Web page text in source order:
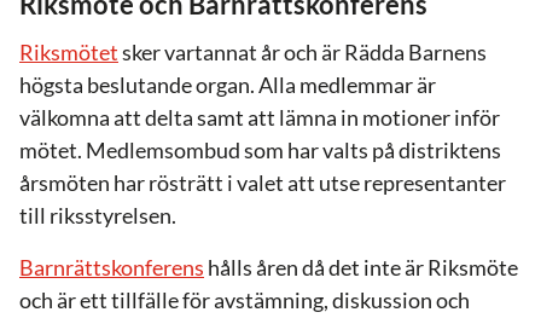
Riksmötetsker vartannat år och är Rädda Barnens
högsta beslutande organ. Alla medlemmar är
välkomna att delta samt att lämna in motioner inför
mötet. Medlemsombud som har valts på distriktens
årsmöten har rösträtt i valet att utse representanter
till riksstyrelsen.
Barnrättskonferens hålls åren då det inte är Riksmöte
och är ett tillfälle för avstämning, diskussion och